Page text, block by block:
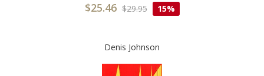
$25.46 $29.95 15%
Denis Johnson